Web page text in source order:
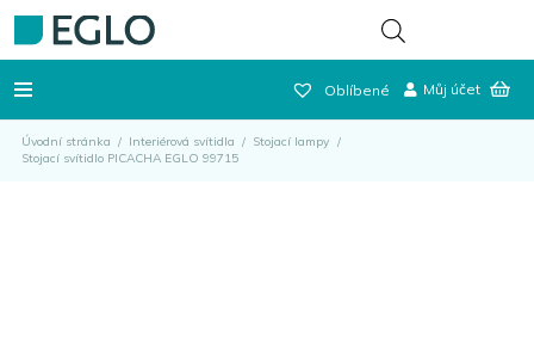
Oblíbené Můj účet
Úvodní stránka / Interiérová svítidla / Stojací lampy /
Stojací svítidlo PICACHA EGLO 99715